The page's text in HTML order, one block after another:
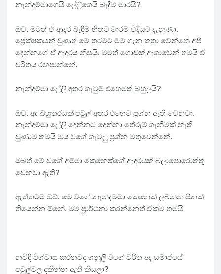
නැන්දම්මාගෙයි ලේලිගෙයි බැඳීම මාරයි?
ඔව්. මටත් ඒ ආදර බැඳීම හිතට මාරම විදියට දැනුණා.
ප්‍රේක්ෂකයන් වුණත් මේ තරමට මම ගැන කතා වෙන්නේ අපි
දෙන්නගේ ඒ ආදරය නිසයි. මමත් ගොඩක් ආශාවෙන් තමයි ඒ
චරිතය රඟපාන්නේ.
නැන්දම්මා ලේලි අතර ගැටුම් එහෙමත් බහුලයි?
ඔව්. අද බහුතරයක් පවුල් අතර එහෙම ප්‍රශ්න ඇති වෙනවා.
නැන්දම්මා ලේලි දෙන්නට දෙන්නා තේරුම් ගැනීමක් නැති
වුණාම තමයි ඔය වගේ ගැටලු ප්‍රශ්න මතුවෙන්නේ.
ඔබත් මේ වගේ අම්මා කෙනෙක්ගේ ආදරයක් බලාපොරොත්තු
වෙනවා ඇති?
ඇත්තටම ඔව්. මේ වගේ නැන්දම්මා කෙනෙක් ලබන්න පිනක්
තියෙන්න ඕනේ. මම ප්‍රාර්ථනා කරන්නෙත් ඒකම තමයි.
නවිඳි විශ්වාස කරනවද ශනුලි වගේ චරිත අද සමාජයේ
පවුල්වල දකින්න ඇති කියලා?